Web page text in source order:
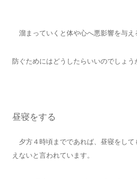
溜まっていくと体や心へ悪影響を与え
防ぐためにはどうしたらいいのでしょう
昼寝をする
夕方４時頃までであれば、昼寝をして
えないと言われています。